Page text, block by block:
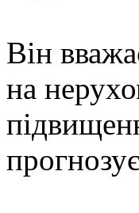
Він
на